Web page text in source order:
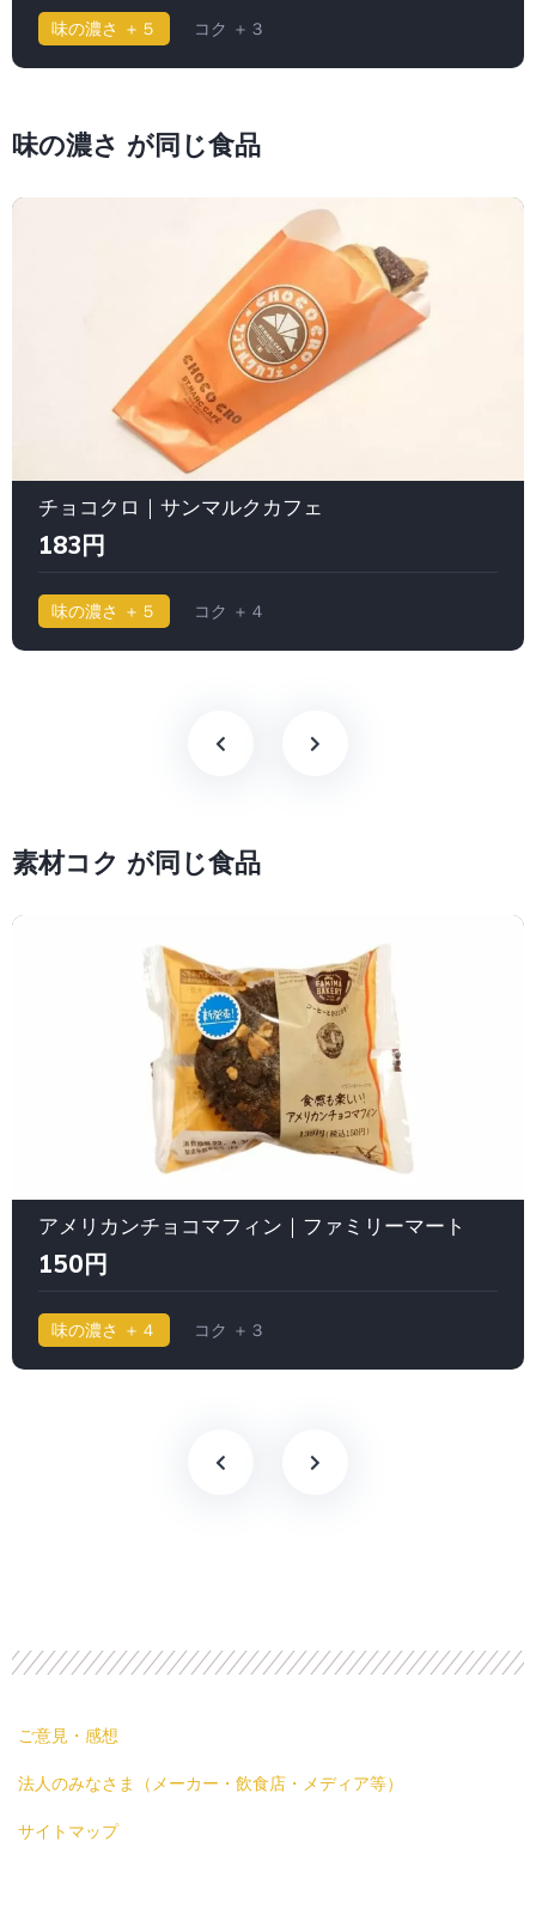
味の濃さ ＋５ コク ＋３
味の濃さ が同じ食品
チョコクロ｜サンマルクカフェ
183円
味の濃さ ＋５ コク ＋４
素材コク が同じ食品
アメリカンチョコマフィン｜ファミリーマート
150円
味の濃さ ＋４ コク ＋３
ご意見・感想
法人のみなさま（メーカー・飲食店・メディア等）
サイトマップ